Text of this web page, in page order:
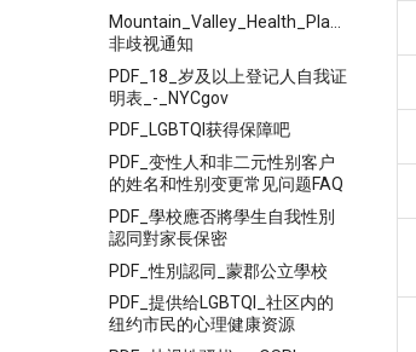
Mountain_Valley_Health_Plan_
非歧视通知
PDF_18_岁及以上登记人自我证
明表_-_NYCgov
PDF_LGBTQI获得保障吧
PDF_变性人和非二元性别客户
的姓名和性别变更常见问题FAQ
PDF_學校應否將學生自我性別
認同對家長保密
PDF_性別認同_蒙郡公立學校
PDF_提供给LGBTQI_社区内的
纽约市民的心理健康资源